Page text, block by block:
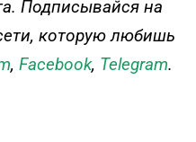
Подписывайся на
которую любишь
, Facebook, Telegram.